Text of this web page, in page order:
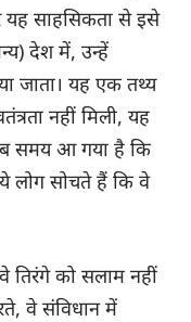
यह साहसिकता से इसे
देश में, उन्हें
जाता। यह एक तथ्य
नहीं मिली, यह
समय आ गया है कि
लोग सोचते हैं कि वे
तिरंगे को सलाम नहीं
वे संविधान में